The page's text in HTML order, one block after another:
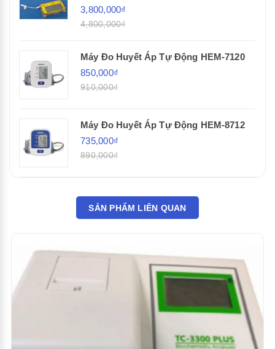
3,800,000₫
4,800,000₫
Máy Đo Huyết Áp Tự Động HEM-7120
850,000₫
910,000₫
Máy Đo Huyết Áp Tự Động HEM-8712
735,000₫
890,000₫
SẢN PHẨM LIÊN QUAN